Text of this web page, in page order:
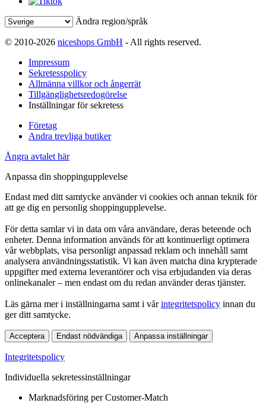
Ändra region/språk
© 2010-2026 niceshops GmbH - All rights reserved.
Impressum
Sekretesspolicy
Allmänna villkor och ångerrät
Tillgänglighetsredogörelse
Inställningar för sekretess
Företag
Andra trevliga butiker
Ångra avtalet här
Anpassa din shoppingupplevelse
Endast med ditt samtycke använder vi cookies och annan teknik för
att ge dig en personlig shoppingupplevelse.
För detta samlar vi in data om våra användare, deras beteende och
enheter. Denna information används för att kontinuerligt optimera
vår webbplats, visa personligt anpassad reklam och innehåll samt
analysera användningsstatistik. Vi kan även matcha dina krypterade
uppgifter med externa leverantörer och visa erbjudanden via deras
onlinekanaler – men endast om du redan använder deras tjänster.
Läs gärna mer i inställningarna samt i vårintegritetspolicy innan du
ger ditt samtycke.
Acceptera Endast nödvändiga Anpassa inställningar
Integritetspolicy
Individuella sekretessinställningar
Marknadsföring per Customer-Match